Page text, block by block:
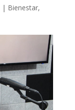
| Bienestar,